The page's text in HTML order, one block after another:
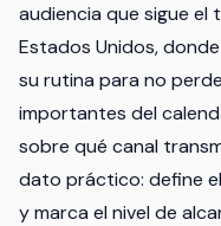
audiencia que sigue el
Estados Unidos,
su rutina para no
importantes del
sobre qué canal
dato práctico: define
y marca el nivel de